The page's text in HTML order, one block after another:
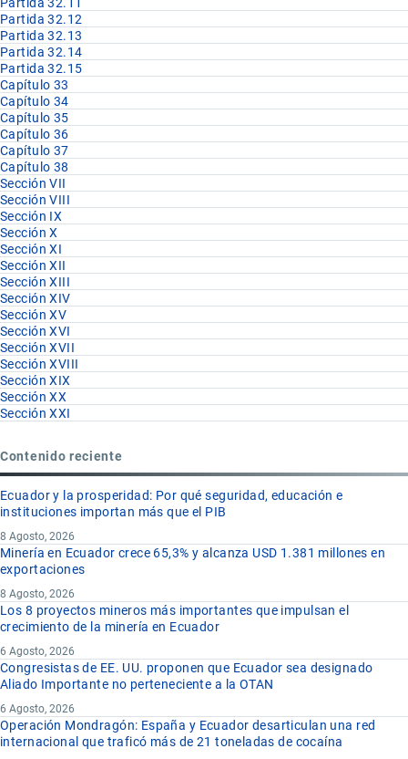
Partida 32.12
Partida 32.13
Partida 32.14
Partida 32.15
Capítulo 33
Capítulo 34
Capítulo 35
Capítulo 36
Capítulo 37
Capítulo 38
Sección VII
Sección VIII
Sección IX
Sección X
Sección XI
Sección XII
Sección XIII
Sección XIV
Sección XV
Sección XVI
Sección XVII
Sección XVIII
Sección XIX
Sección XX
Sección XXI
Contenido reciente
Ecuador y la prosperidad: Por qué seguridad, educación e
instituciones importan más que el PIB
8 Agosto, 2026
Minería en Ecuador crece 65,3% y alcanza USD 1.381 millones en
exportaciones
8 Agosto, 2026
Los 8 proyectos mineros más importantes que impulsan el
crecimiento de la minería en Ecuador
6 Agosto, 2026
Congresistas de EE. UU. proponen que Ecuador sea designado
Aliado Importante no perteneciente a la OTAN
6 Agosto, 2026
Operación Mondragón: España y Ecuador desarticulan una red
internacional que traficó más de 21 toneladas de cocaína